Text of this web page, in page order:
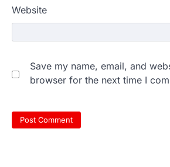
Website
Save my name, email, and
browser for the next time I